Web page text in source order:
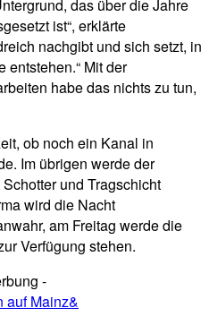
das über die Jahre
ist“, erklärte
nachgibt und sich setzt, in
entstehen.“ Mit der
habe das nichts zu tun,
ob noch ein Kanal in
Im übrigen werde der
und Tragschicht
wird die Nacht
am Freitag werde die
Verfügung stehen.
-